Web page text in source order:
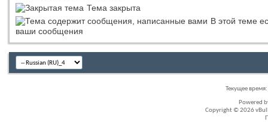
Тема закрыта
В этой теме
ваши сообщения
Текущее время:
Powered
Copyright © 2026